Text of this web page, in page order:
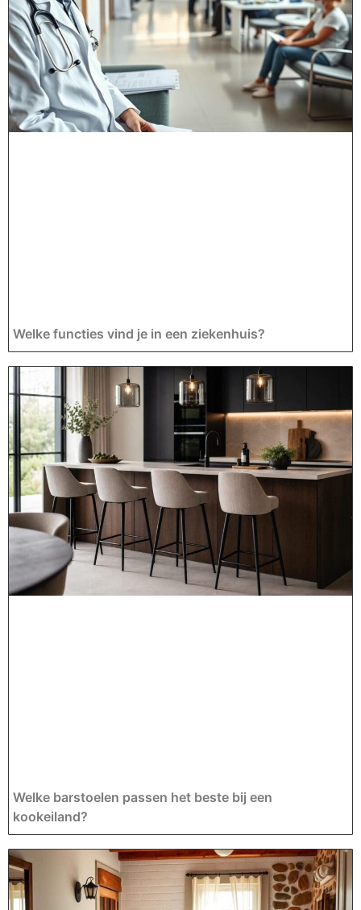
Welke functies vind je in een ziekenhuis?
Welke barstoelen passen het beste bij een
kookeiland?